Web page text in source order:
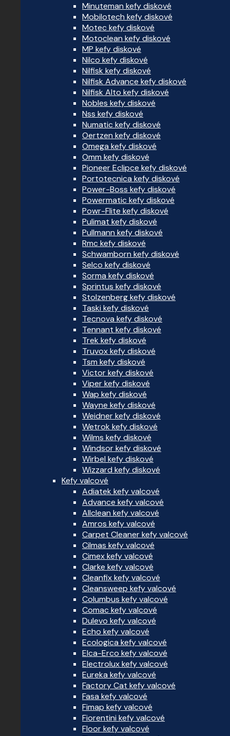
Minuteman kefy diskové
Mobilotech kefy diskové
Motec kefy diskové
Motoclean kefy diskové
MP kefy diskové
Nilco kefy diskové
Nilfisk kefy diskové
Nilfisk Advance kefy diskové
Nilfisk Alto kefy diskové
Nobles kefy diskové
Nss kefy diskové
Numatic kefy diskové
Oertzen kefy diskové
Omega kefy diskové
Omm kefy diskové
Pioneer Eclipce kefy diskové
Portotecnica kefy diskové
Power-Boss kefy diskové
Powermatic kefy diskové
Powr-Flite kefy diskové
Pulimat kefy diskové
Pullmann kefy diskové
Rmc kefy diskové
Schwamborn kefy diskové
Selco kefy diskové
Sorma kefy diskové
Sprintus kefy diskové
Stolzenberg kefy diskové
Taski kefy diskové
Tecnova kefy diskové
Tennant kefy diskové
Trek kefy diskové
Truvox kefy diskové
Tsm kefy diskové
Victor kefy diskové
Viper kefy diskové
Wap kefy diskové
Wayne kefy diskové
Weidner kefy diskové
Wetrok kefy diskové
Wilms kefy diskové
Windsor kefy diskové
Wirbel kefy diskové
Wizzard kefy diskové
Kefy valcové
Adiatek kefy valcové
Advance kefy valcové
Allclean kefy valcové
Amros kefy valcové
Carpet Cleaner kefy valcové
Cilmas kefy valcové
Cimex kefy valcové
Clarke kefy valcové
Cleanfix kefy valcové
Cleansweep kefy valcové
Columbus kefy valcové
Comac kefy valcové
Dulevo kefy valcové
Echo kefy valcové
Ecologica kefy valcové
Elca-Erco kefy valcové
Electrolux kefy valcové
Eureka kefy valcové
Factory Cat kefy valcové
Fasa kefy valcové
Fimap kefy valcové
Fiorentini kefy valcové
Floor kefy valcové